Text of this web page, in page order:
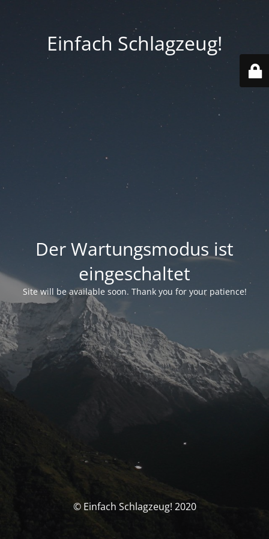
Einfach Schlagzeug!
Der Wartungsmodus ist
eingeschaltet
Site will be available soon. Thank you for your patience!
© Einfach Schlagzeug! 2020